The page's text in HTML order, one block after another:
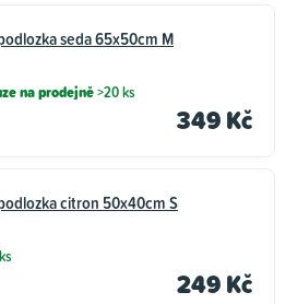
seda 65x50cm M
na prodejně>20 ks
349 Kč
citron 50x40cm S
249 Kč